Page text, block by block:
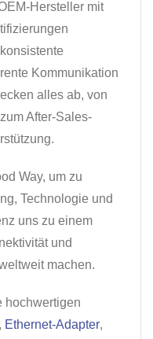
Hersteller mit
Kommunikation
alles ab, von
After-Sales-
Way, um zu
Technologie und
uns zu einem
und
machen.
hochwertigen
, Ethernet-Adapter,